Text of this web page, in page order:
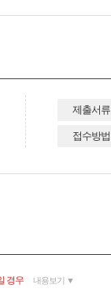
제출서류
접수방법
경우 내용보기 ▼